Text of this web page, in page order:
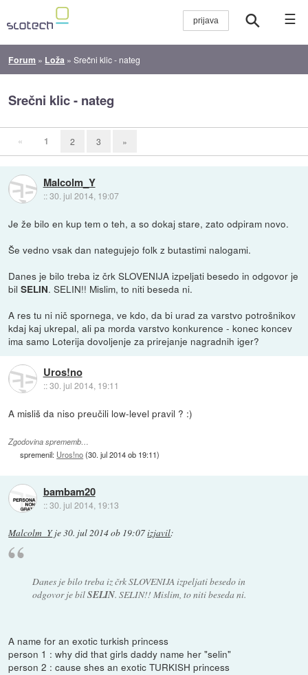
☰
Forum » Loža »Srečni klic - nateg
Srečni klic - nateg
« 1 2 3 »
Malcolm_Y
::30. jul 2014, 19:07
Je že bilo en kup tem o teh, a so dokaj stare, zato odpiram novo.
Še vedno vsak dan nategujejo folk z butastimi nalogami.
Danes je bilo treba iz črk SLOVENIJA izpeljati besedo in odgovor je
bilSELIN. SELIN!! Mislim, to niti beseda ni.
A res tu ni nič spornega, ve kdo, da bi urad za varstvo potrošnikov
kdaj kaj ukrepal, ali pa morda varstvo konkurence - konec koncev
ima samo Loterija dovoljenje za prirejanje nagradnih iger?
Uros!no
::30. jul 2014, 19:11
A misliš da niso preučili low-level pravil ? :)
Zgodovina sprememb…
spremenil: Uros!no(30. jul 2014 ob 19:11)
bambam20
::30. jul 2014, 19:13
Malcolm_Yje30. jul 2014 ob 19:07izjavil:
Danes je bilo treba iz črk SLOVENIJA izpeljati besedo in
odgovor je bilSELIN. SELIN!! Mislim, to niti beseda ni.
A name for an exotic turkish princess
person 1 : why did that girls daddy name her "selin"
person 2 : cause shes an exotic TURKISH princess